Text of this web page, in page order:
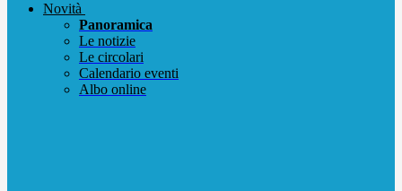
Novità
Panoramica
Le notizie
Le circolari
Calendario eventi
Albo online